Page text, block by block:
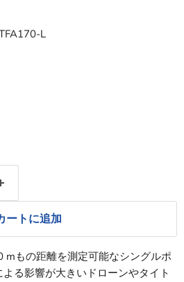
L
ートに追加
もの距離を測定可能なシングルポ
る影響が大きいドローンやタイト